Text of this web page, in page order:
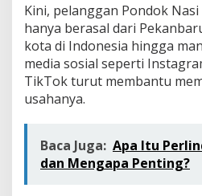
Kini, pelanggan Pondok
hanya berasal dari
kota di Indonesia hingga
media sosial seperti
TikTok turut membantu
usahanya.
Baca Juga: Apa Itu
dan Mengapa Penting?